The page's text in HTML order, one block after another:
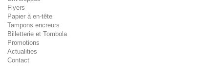
Flyers
Papier à en-tête
Tampons encreurs
Billetterie et Tombola
Promotions
Actualities
Contact